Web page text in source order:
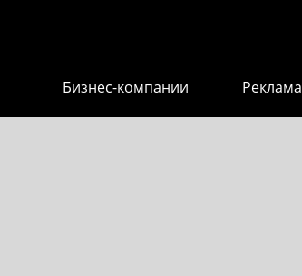
Бизнес-компании Реклама